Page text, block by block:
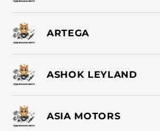
ARTEGA
ASHOK LEYLAND
ASIA MOTORS